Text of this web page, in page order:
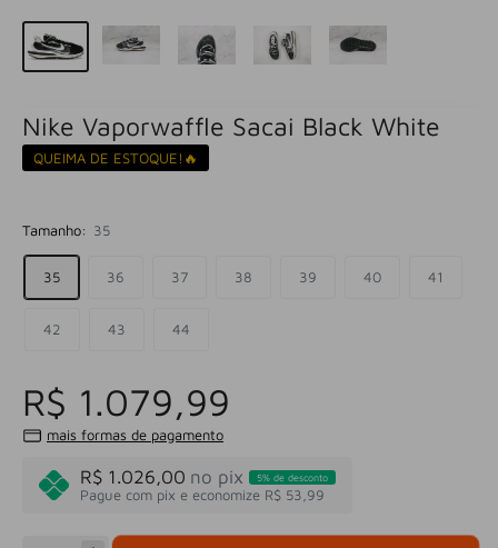
Nike Vaporwaffle Sacai Black White
QUEIMA DE ESTOQUE!🔥
Tamanho: 35
35 36 37 38 39 40 41
42 43 44
R$ 1.079,99
mais formas de pagamento
R$ 1.026,00 no pix 5% de desconto
Pague com pix e economize R$ 53,99